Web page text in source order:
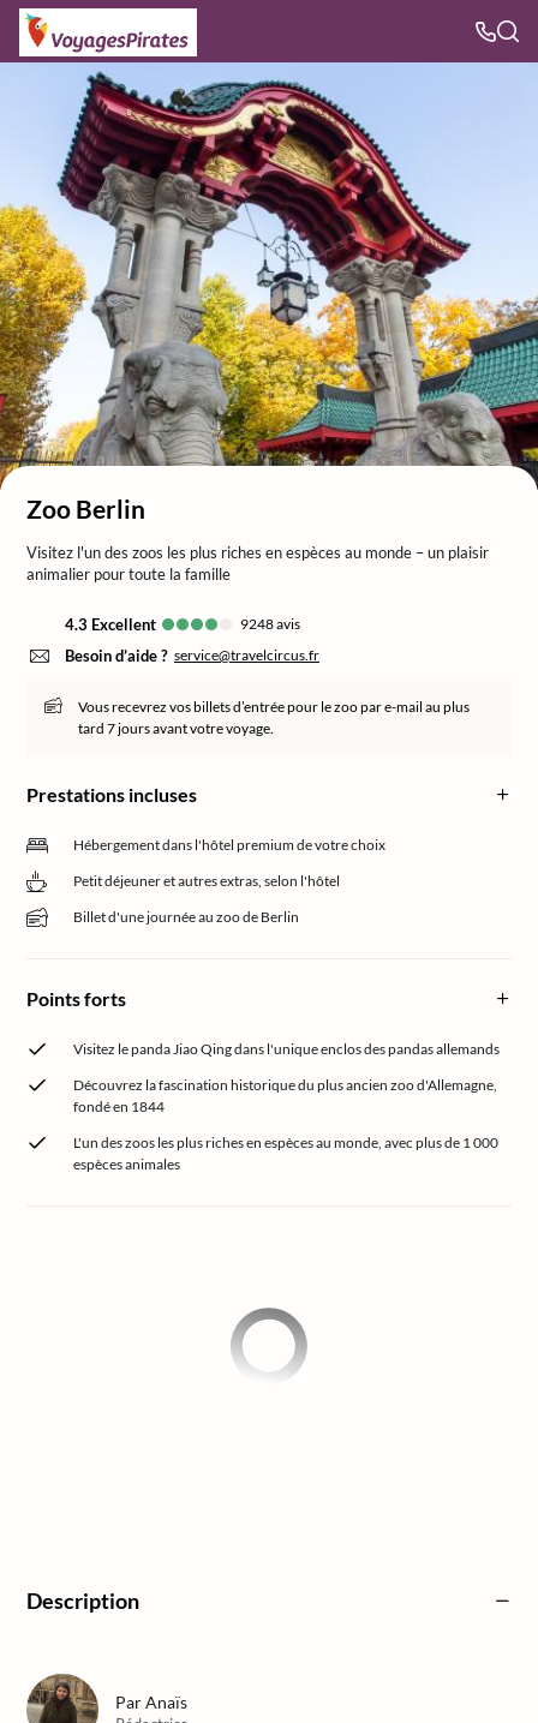
Zoo Berlin
Visitez l'un des zoos les plus riches en espèces au monde – un plaisir
animalier pour toute la famille
4.3 excellent 9248avis
Besoin d’aide ? service@travelcircus.fr
Vous recevrez vos billets d’entrée pour le zoo par e-mail au plus
tard 7 jours avant votre voyage.
Prestations incluses
Hébergement dans l'hôtel premium de votre choix
Petit déjeuner et autres extras, selon l'hôtel
Billet d'une journée au zoo de Berlin
Points forts
Visitez le panda Jiao Qing dans l'unique enclos des pandas allemands
Découvrez la fascination historique du plus ancien zoo d'Allemagne,
fondé en 1844
L'un des zoos les plus riches en espèces au monde, avec plus de 1 000
espèces animales
Description
ParAnaïs